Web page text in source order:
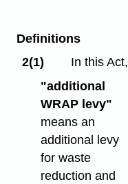
Definitions
2(1)
In this Act,
"additional
WRAP levy"
means an
additional levy
for waste
reduction and